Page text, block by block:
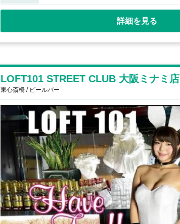
詳細を見る
LOFT101 STREET CLUB 大阪ミナミ店
東心斎橋 / ビールバー